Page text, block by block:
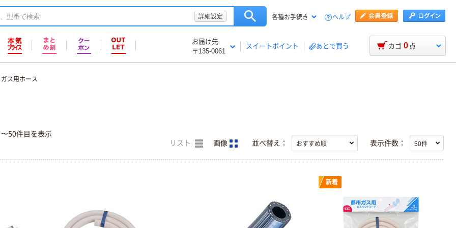
詳細設定 各種お手続き ヘルプ
お届け先
〒135-0061
スイートポイント あとで買う カゴ 0 点
ガス用ホース
50件目を表示
リスト 画像 並べ替え： 表示件数：
新着